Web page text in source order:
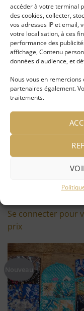
accéder à votre terminal
des cookies, collecter,
vos adresses IP et email,
votre localisation, à ces
performance des
affichage, Contenu
données d'audience, et
Nous vous en
partenaires également.
traitements.
Se connecter pour
prix
Trousse en Kantha
Se connecter pour
prix